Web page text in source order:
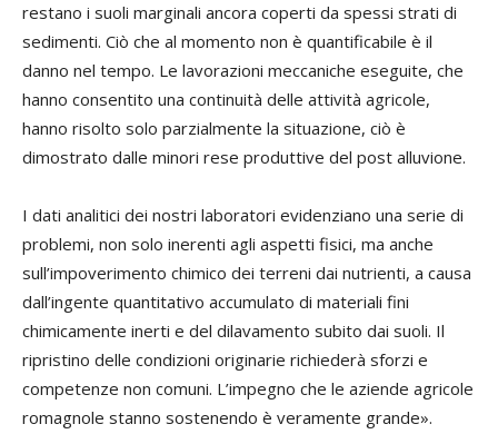
restano i suoli marginali ancora coperti da spessi strati di
sedimenti. Ciò che al momento non è quantificabile è il
danno nel tempo. Le lavorazioni meccaniche eseguite, che
hanno consentito una continuità delle attività agricole,
hanno risolto solo parzialmente la situazione, ciò è
dimostrato dalle minori rese produttive del post alluvione.
I dati analitici dei nostri laboratori evidenziano una serie di
problemi, non solo inerenti agli aspetti fisici, ma anche
sull’impoverimento chimico dei terreni dai nutrienti, a causa
dall’ingente quantitativo accumulato di materiali fini
chimicamente inerti e del dilavamento subito dai suoli. Il
ripristino delle condizioni originarie richiederà sforzi e
competenze non comuni. L’impegno che le aziende agricole
romagnole stanno sostenendo è veramente grande».